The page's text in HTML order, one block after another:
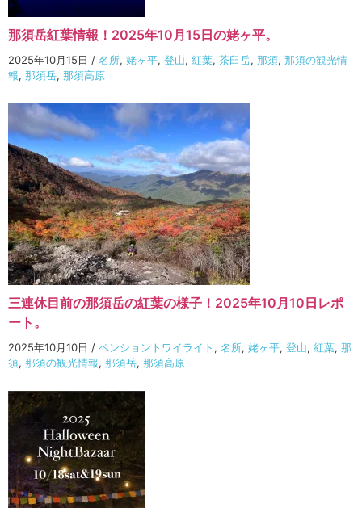
那須岳紅葉情報！2025年10月15日の姥ヶ平。
2025年10月15日 / 名所, 姥ヶ平, 登山, 紅葉, 茶臼岳, 那須, 那須の観光情
報, 那須岳, 那須高原
三連休目前の那須岳の紅葉の様子！2025年10月10日レポ
ート。
2025年10月10日 / ペンショントワイライト , 名所, 姥ヶ平, 登山, 紅葉, 那
須, 那須の観光情報, 那須岳, 那須高原